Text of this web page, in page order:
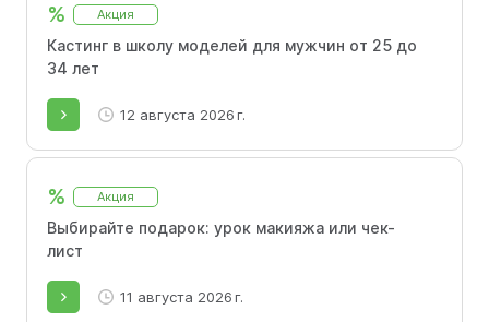
% Акция
Кастинг в школу моделей для мужчин от 25 до
34 лет
12 августа 2026 г.
% Акция
Выбирайте подарок: урок макияжа или чек-
лист
11 августа 2026 г.